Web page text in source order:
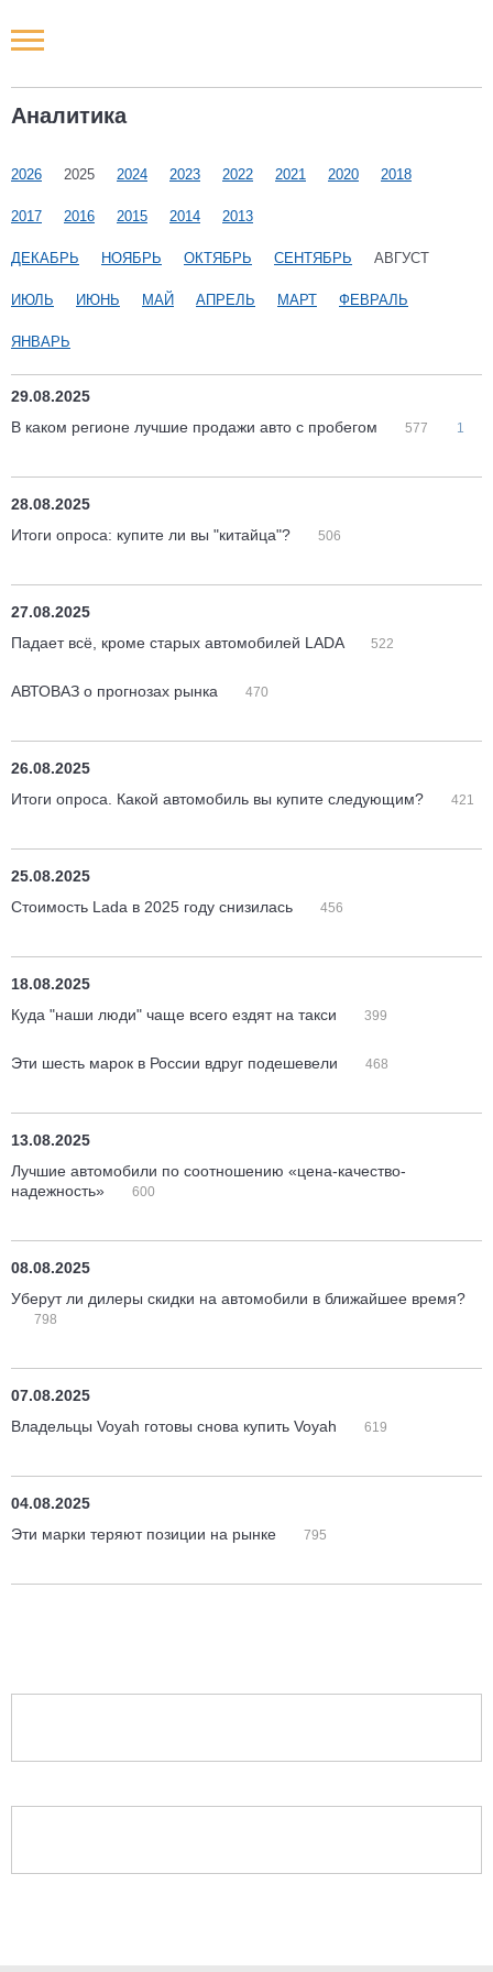
Аналитика
2026 2025 2024 2023 2022 2021 2020 2018
2017 2016 2015 2014 2013
ДЕКАБРЬ НОЯБРЬ ОКТЯБРЬ СЕНТЯБРЬ АВГУСТ
ИЮЛЬ ИЮНЬ МАЙ АПРЕЛЬ МАРТ ФЕВРАЛЬ
ЯНВАРЬ
29.08.2025
В каком регионе лучшие продажи авто с пробегом
577 1
28.08.2025
Итоги опроса: купите ли вы "китайца"?
506
27.08.2025
Падает всё, кроме старых автомобилей LADA
522
АВТОВАЗ о прогнозах рынка 470
26.08.2025
Итоги опроса. Какой автомобиль вы купите следующим?
421
25.08.2025
Стоимость Lada в 2025 году снизилась
456
18.08.2025
Куда "наши люди" чаще всего ездят на такси
399
Эти шесть марок в России вдруг подешевели 468
13.08.2025
Лучшие автомобили по соотношению «цена-качество-
надежность»
600
08.08.2025
Уберут ли дилеры скидки на автомобили в ближайшее время?
798
07.08.2025
Владельцы Voyah готовы снова купить Voyah
619
04.08.2025
Эти марки теряют позиции на рынке
795
Новости РФ
Наши мероприятия
Статьи